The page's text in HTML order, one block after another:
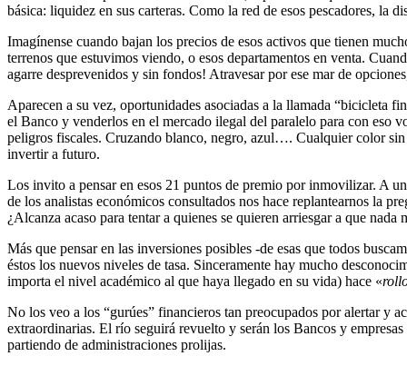
básica: liquidez en sus carteras. Como la red de esos pescadores, la
Imagínense cuando bajan los precios de esos activos que tienen
terrenos que estuvimos viendo, o esos departamentos en venta.
agarre desprevenidos y sin fondos! Atravesar por ese mar de
Aparecen a su vez, oportunidades asociadas a la llamada “bicicleta
el Banco y venderlos en el mercado ilegal del paralelo para con eso
peligros fiscales. Cruzando blanco, negro, azul…. Cualquier color sin
invertir a futuro.
Los invito a pensar en esos 21 puntos de premio por inmovilizar. A
de los analistas económicos consultados nos hace replantearnos la
¿Alcanza acaso para tentar a quienes se quieren arriesgar a que nada
Más que pensar en las inversiones posibles -de esas que todos
éstos los nuevos niveles de tasa. Sinceramente hay mucho
importa el nivel académico al que haya llegado en su vida) hace «
No los veo a los “gurúes” financieros tan preocupados por alertar y
extraordinarias. El río seguirá revuelto y serán los Bancos y
partiendo de administraciones prolijas.